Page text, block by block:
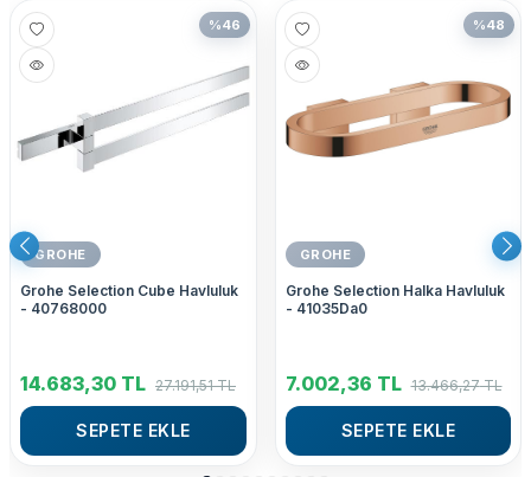
%46
GROHE
Grohe Selection Cube Havluluk
- 40768000
14.683,30 TL 27.191,51TL
SEPETE EKLE
%48
GROHE
Grohe Selection Halka Havluluk
- 41035Da0
7.002,36 TL 13.466,27TL
SEPETE EKLE